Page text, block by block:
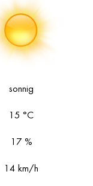
sonnig
15 °C
17 %
14 km/h